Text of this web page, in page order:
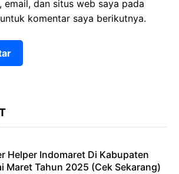
email, dan situs web saya pada
komentar saya berikutnya.
Helper Indomaret Di Kabupaten
Maret Tahun 2025 (Cek Sekarang)